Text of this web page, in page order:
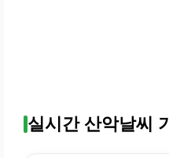
실시간 산악날씨